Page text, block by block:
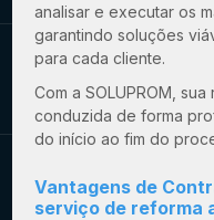
analisar e executar os
garantindo soluções
para cada cliente.
Com a SOLUPROM,
conduzida de forma
do início ao fim do
Vantagens de
serviço de reforma